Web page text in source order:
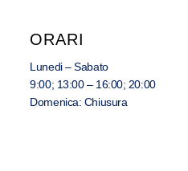
ORARI
Lunedi – Sabato
9:00; 13:00 – 16:00; 20:00
Domenica: Chiusura